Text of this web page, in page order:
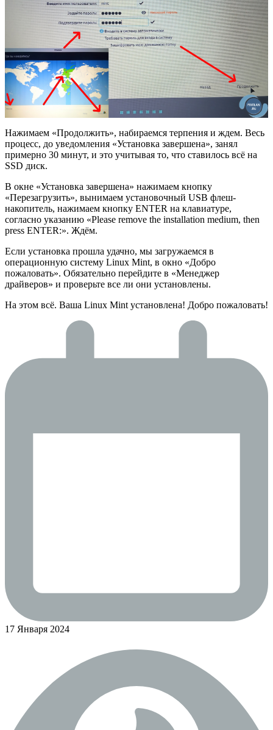
Нажимаем «Продолжить», набираемся терпения и ждем. Весь
процесс, до уведомления «Установка завершена», занял
примерно 30 минут, и это учитывая то, что ставилось всё на
SSD диск.
В окне «Установка завершена» нажимаем кнопку
«Перезагрузить», вынимаем установочный USB флеш-
накопитель, нажимаем кнопку ENTER на клавиатуре,
согласно указанию «Please remove the installation medium, then
press ENTER:». Ждём.
Если установка прошла удачно, мы загружаемся в
операционную систему Linux Mint, в окно «Добро
пожаловать». Обязательно перейдите в «Менеджер
драйверов» и проверьте все ли они установлены.
На этом всё. Ваша Linux Mint установлена! Добро пожаловать!
17 Января 2024